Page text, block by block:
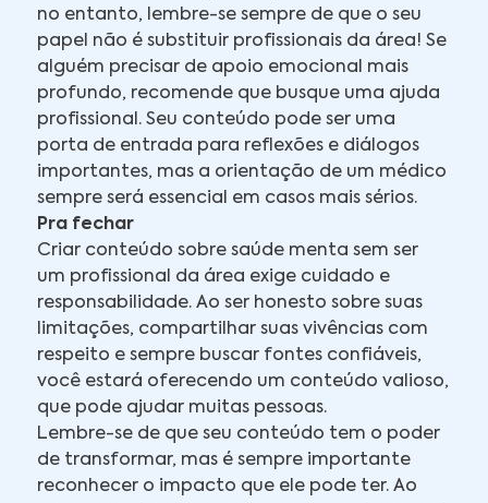
no entanto, lembre-se sempre de que o seu
papel não é substituir profissionais da área! Se
alguém precisar de apoio emocional mais
profundo, recomende que busque uma ajuda
profissional. Seu conteúdo pode ser uma
porta de entrada para reflexões e diálogos
importantes, mas a orientação de um médico
sempre será essencial em casos mais sérios.
Pra fechar
Criar conteúdo sobre saúde menta sem ser
um profissional da área exige cuidado e
responsabilidade. Ao ser honesto sobre suas
limitações, compartilhar suas vivências com
respeito e sempre buscar fontes confiáveis,
você estará oferecendo um conteúdo valioso,
que pode ajudar muitas pessoas.
Lembre-se de que seu conteúdo tem o poder
de transformar, mas é sempre importante
reconhecer o impacto que ele pode ter. Ao